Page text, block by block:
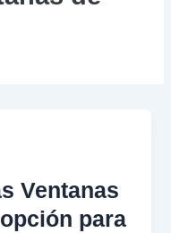
Ventanas
para